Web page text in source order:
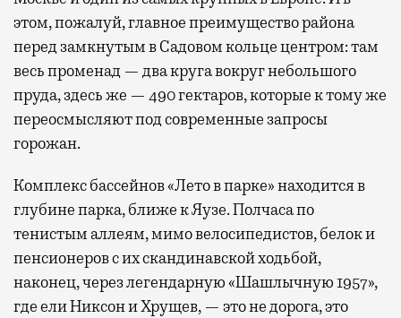
этом, пожалуй, главное преимущество района
перед замкнутым в Садовом кольце центром: там
весь променад — два круга вокруг небольшого
пруда, здесь же — 490 гектаров, которые к тому же
переосмысляют под современные запросы
горожан.
Комплекс бассейнов «Лето в парке» находится в
глубине парка, ближе к Яузе. Полчаса по
тенистым аллеям, мимо велосипедистов, белок и
пенсионеров с их скандинавской ходьбой,
наконец, через легендарную «Шашлычную 1957»,
где ели Никсон и Хрущев, — это не дорога, это